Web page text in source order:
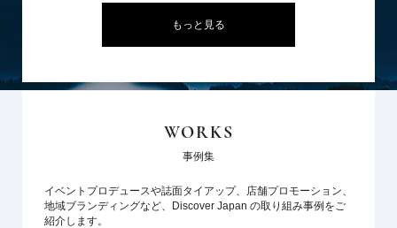
もっと見る
WORKS
事例集
イベントプロデュースや誌面タイアップ、店舗プロモーション、
地域ブランディングなど、Discover Japan の取り組み事例をご
紹介します。